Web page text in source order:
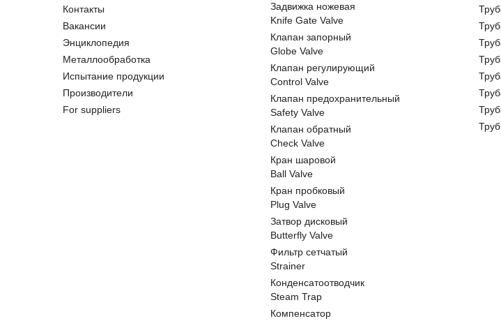
Контакты
Вакансии
Энциклопедия
Металлообработка
Испытание продукции
Производители
For suppliers
Задвижка ножевая
Knife Gate Valve
Клапан запорный
Globe Valve
Клапан регулирующий
Control Valve
Клапан предохранительный
Safety Valve
Клапан обратный
Check Valve
Кран шаровой
Ball Valve
Кран пробковый
Plug Valve
Затвор дисковый
Butterfly Valve
Фильтр сетчатый
Strainer
Конденсатоотводчик
Steam Trap
Компенсатор